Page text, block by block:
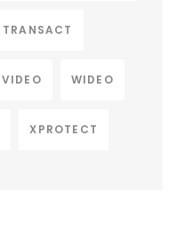
TRANSACT
VIDEO WIDEO
XPROTECT